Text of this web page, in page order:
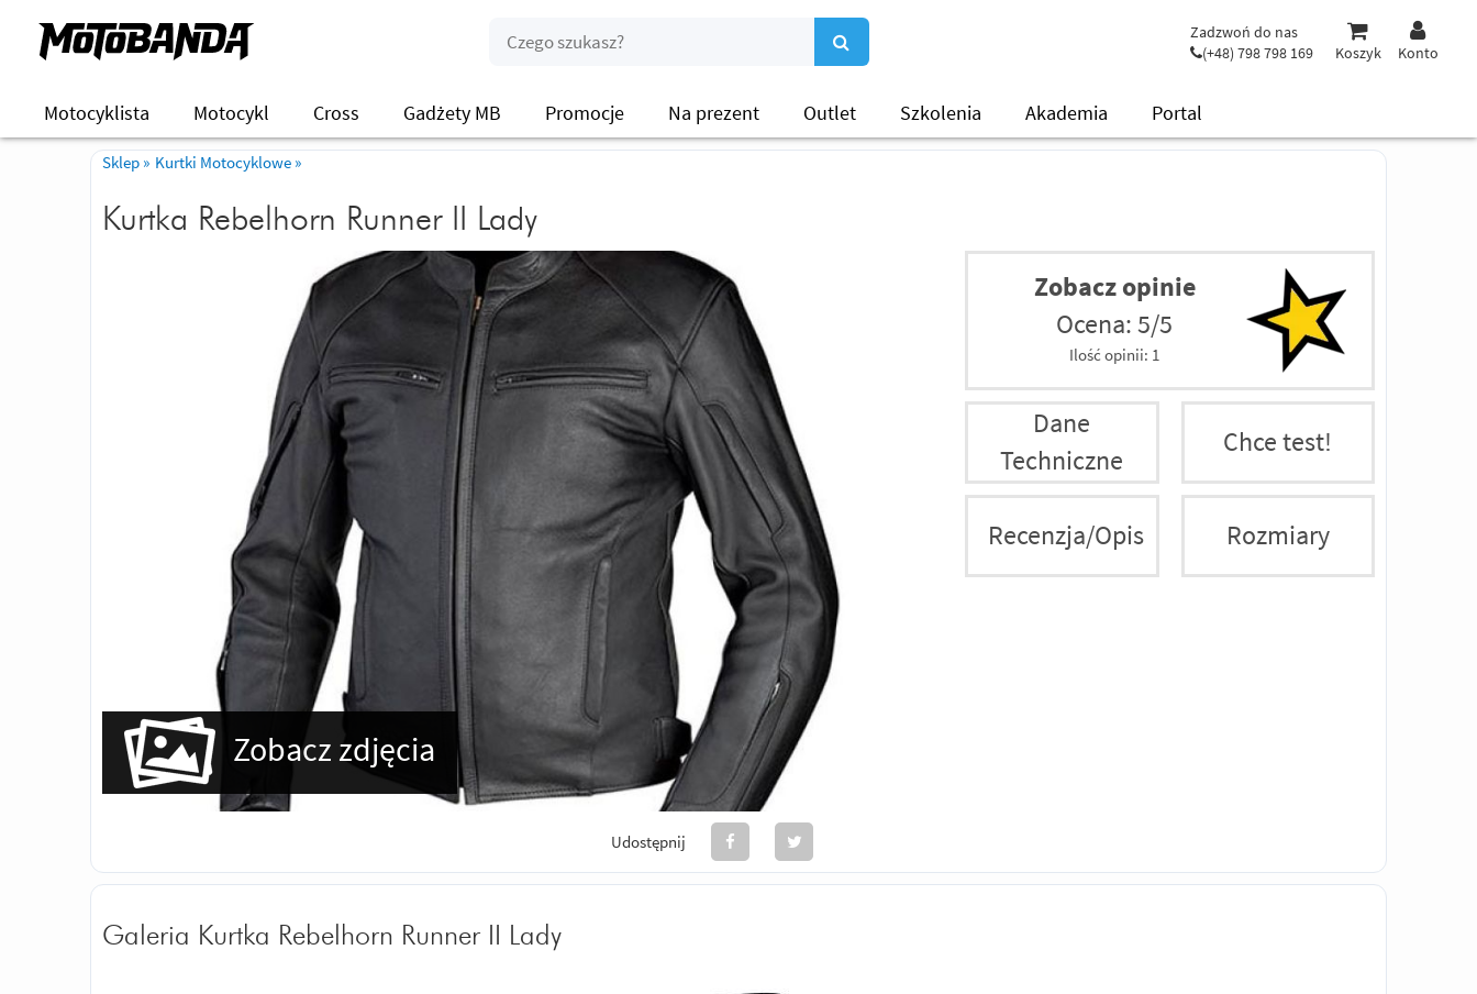
Zadzwoń do nas
(+48) 798 798 169
Koszyk Konto
Motocyklista Motocykl Cross Gadżety MB Promocje Na prezent Outlet Szkolenia Akademia Portal
Sklep » Kurtki Motocyklowe »
Kurtka Rebelhorn Runner II Lady
Zobacz zdjęcia
Zobacz opinie
Ocena: 5/5
Ilość opinii: 1
Dane
Techniczne
Chce test!
Recenzja/Opis Rozmiary
Udostępnij
Galeria Kurtka Rebelhorn Runner II Lady